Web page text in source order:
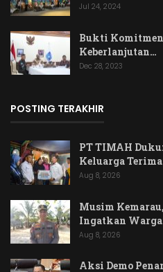
Jul 24, 2024
Bukti
Keberlanjutan…
Dec 28, 2023
POSTING TERAKHIR
PT TIMAH
Keluarga
Aug 8, 2026
Musim
Ingatkan
Aug 8, 2026
Aksi Demo